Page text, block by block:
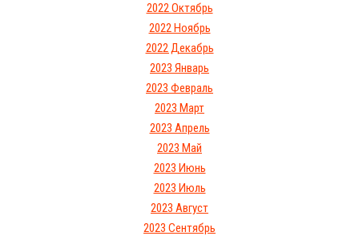
2022 Октябрь
2022 Ноябрь
2022 Декабрь
2023 Январь
2023 Февраль
2023 Март
2023 Апрель
2023 Май
2023 Июнь
2023 Июль
2023 Август
2023 Сентябрь